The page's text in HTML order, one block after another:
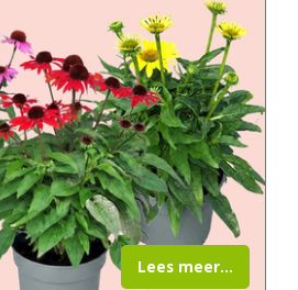
Lees meer...